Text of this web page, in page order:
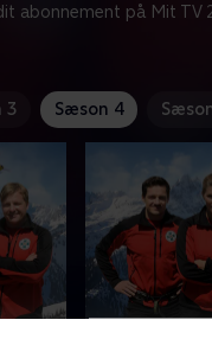
abonnement på Mit TV
3 Sæson 4